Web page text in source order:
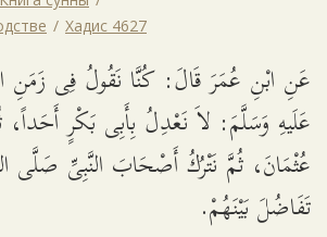
Хадис 4627
عَنِ ابْنِ عُمَرَ قَالَ: كُنَّا نَقُولُ فِى زَمَنِ
عَلَيهِ وَسَلَّمَ: لاَ نَعْدِلُ بِأَبِى بَكْرٍ
عُثْمَانَ، ثُمَّ نَتْرُكُ أَصْحَابَ النَّبِىِّ صَلَّى
تَفَاضُلَ بَيْنَهُمْ.